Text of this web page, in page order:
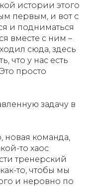
истории этого
первым, и вот с
и подниматься
вместе с ним –
сюда, здесь
что у нас есть
просто
задачу в
новая команда,
то хаос
тренерский
то, чтобы мы
и неровно по